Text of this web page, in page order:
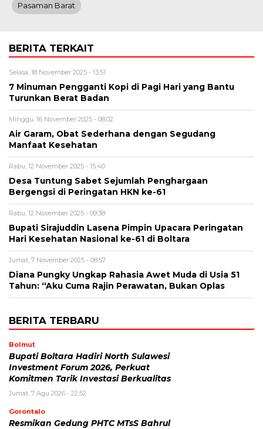
Pasaman Barat
BERITA TERKAIT
Selasa, 18 November 2025 - 13:51
7 Minuman Pengganti Kopi di Pagi Hari yang Bantu
Turunkan Berat Badan
Minggu, 16 November 2025 - 08:02
Air Garam, Obat Sederhana dengan Segudang
Manfaat Kesehatan
Rabu, 12 November 2025 - 15:40
Desa Tuntung Sabet Sejumlah Penghargaan
Bergengsi di Peringatan HKN ke-61
Rabu, 12 November 2025 - 09:38
Bupati Sirajuddin Lasena Pimpin Upacara Peringatan
Hari Kesehatan Nasional ke-61 di Boltara
Jumat, 7 November 2025 - 08:57
Diana Pungky Ungkap Rahasia Awet Muda di Usia 51
Tahun: “Aku Cuma Rajin Perawatan, Bukan Oplas
BERITA TERBARU
Bolmut
Bupati Boltara Hadiri North Sulawesi
Investment Forum 2026, Perkuat
Komitmen Tarik Investasi Berkualitas
Jumat, 7 Agu 2026 - 22:52
Gorontalo
Resmikan Gedung PHTC MTsS Bahrul